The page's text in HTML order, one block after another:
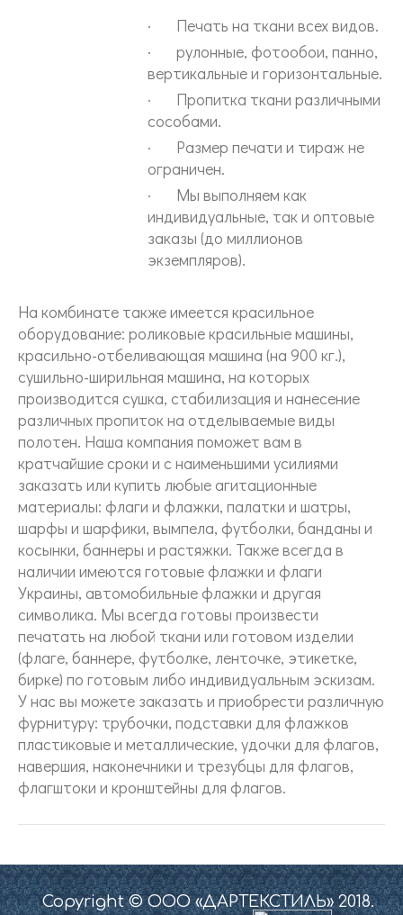
· Печать на ткани всех видов.
· рулонные, фотообои, панно,
вертикальные и горизонтальные.
· Пропитка ткани различными
сособами.
· Размер печати и тираж не
ограничен.
· Мы выполняем как
индивидуальные, так и оптовые
заказы (до миллионов
экземпляров).
На комбинате также имеется красильное
оборудование: роликовые красильные машины,
красильно-отбеливающая машина (на 900 кг.),
сушильно-ширильная машина, на которых
производится сушка, стабилизация и нанесение
различных пропиток на отделываемые виды
полотен. Наша компания поможет вам в
кратчайшие сроки и с наименьшими усилиями
заказать или купить любые агитационные
материалы: флаги и флажки, палатки и шатры,
шарфы и шарфики, вымпела, футболки, банданы и
косынки, баннеры и растяжки. Также всегда в
наличии имеются готовые флажки и флаги
Украины, автомобильные флажки и другая
символика. Мы всегда готовы произвести
печатать на любой ткани или готовом изделии
(флаге, баннере, футболке, ленточке, этикетке,
бирке) по готовым либо индивидуальным эскизам.
У нас вы можете заказать и приобрести различную
фурнитуру: трубочки, подставки для флажков
пластиковые и металлические, удочки для флагов,
навершия, наконечники и трезубцы для флагов,
флагштоки и кронштейны для флагов.
Copyright © ООО «ДАРТЕКСТИЛЬ» 2018.